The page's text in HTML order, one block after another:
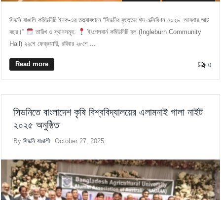
সিডনি বাঙালি কমিউনিটি ইনক-এর তত্ত্বাবধানে “সিডনির বৃহত্তম ঈদ এক্সিবিশন ২০২৬: আস্থার আট
বছর।” ​
তারিখ ও স্থানসমূহ: ​
ইংগেলবার্ন কমিউনিটি হল (Ingleburn Community
Hall) ​২২শে ফেব্রুয়ারি, রবিবার ​২৮শে ...
Read more 0
সিডনিতে বাংলাদেশ কৃষি বিশ্ববিদ্যালয়ের এলামনাই গালা নাইট
২০২৫ অনুষ্ঠিত
Byসিডনি বাঙালী October 27, 2025